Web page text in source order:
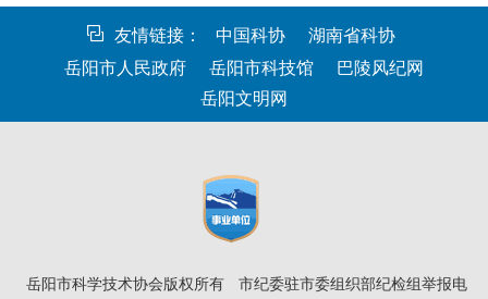
友情链接： 中国科协
湖南省科协
岳阳市人民政府
岳阳市科技馆
巴陵风纪网
岳阳文明网
岳阳市科学技术协会版权所有
市纪委驻市委组织部纪检组举报电